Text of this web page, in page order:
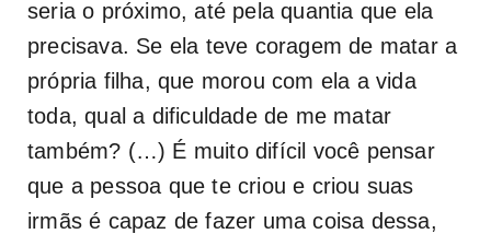
seria o próximo, até pela quantia que ela
precisava. Se ela teve coragem de matar a
própria filha, que morou com ela a vida
toda, qual a dificuldade de me matar
também? (…) É muito difícil você pensar
que a pessoa que te criou e criou suas
irmãs é capaz de fazer uma coisa dessa,